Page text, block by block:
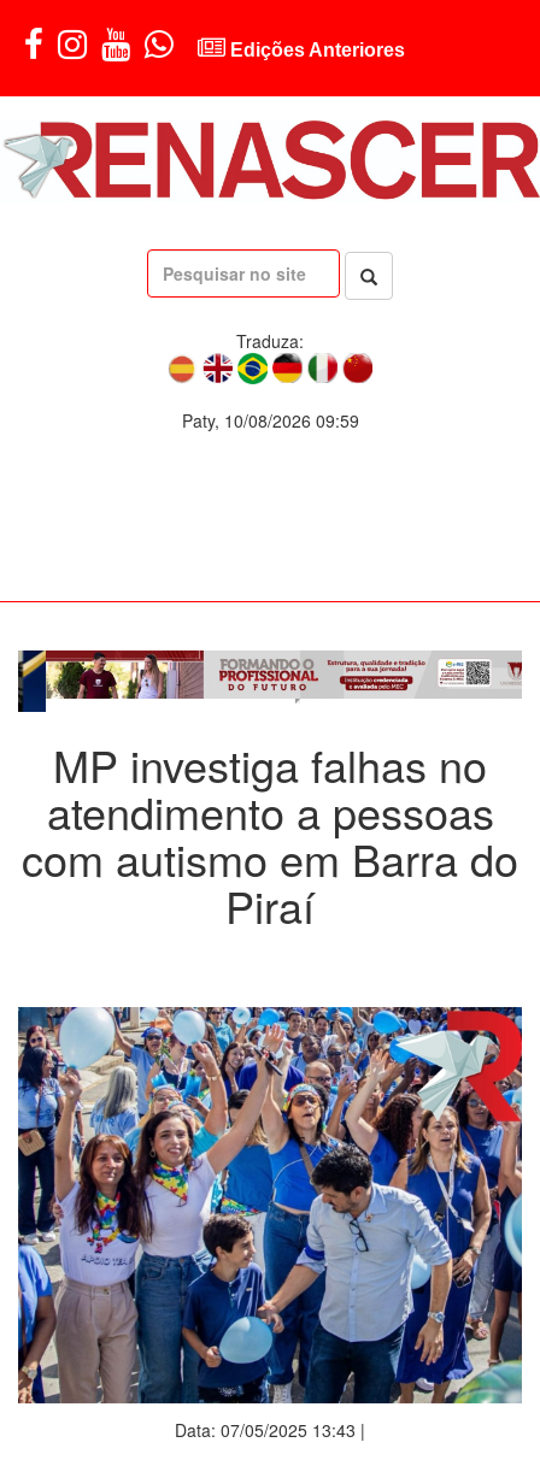
Edições Anteriores
Traduza:
Paty, 10/08/2026 09:59
MP investiga falhas no
atendimento a pessoas
com autismo em Barra do
Piraí